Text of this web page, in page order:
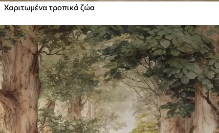
Χαριτωμένα τροπικά ζώα